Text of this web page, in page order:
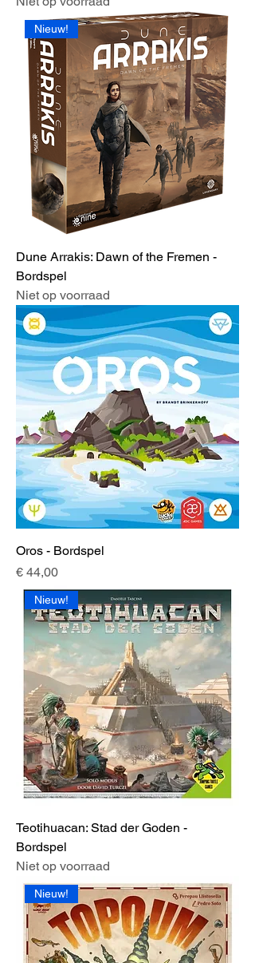
Nieuw!
Dune Arrakis: Dawn of the Fremen -
Bordspel
Niet op voorraad
Oros - Bordspel
Prijs
€ 44,00
Nieuw!
Teotihuacan: Stad der Goden -
Bordspel
Niet op voorraad
Nieuw!